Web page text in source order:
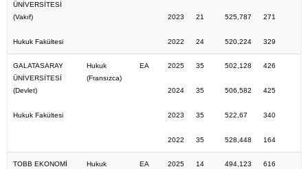
ÜNİVERSİTESİ
(Vakıf)
Hukuk Fakültesi
2023
2022
21
24
525,787
520,224
271
329
GALATASARAY
ÜNİVERSİTESİ
(Devlet)
Hukuk Fakültesi
Hukuk
(Fransızca)
EA 2025
2024
2023
2022
35
35
35
35
502,128
506,582
522,67
528,448
426
425
340
164
TOBB EKONOMİ
Hukuk
EA 2025 14 494,123 616